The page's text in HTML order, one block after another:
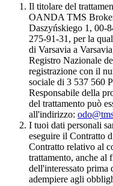
Il titolare del
OANDA TMS
Daszyńskiego 1, 00-
275-91-31, per la
di Varsavia a
Registro Nazionale
registrazione con il
sociale di 3 537 560
Responsabile della
del trattamento può
all'indirizzo:
I tuoi dati personali
eseguire il Contratto
Contratto relativo al
trattamento, anche al
dell'interessato prima
adempiere agli